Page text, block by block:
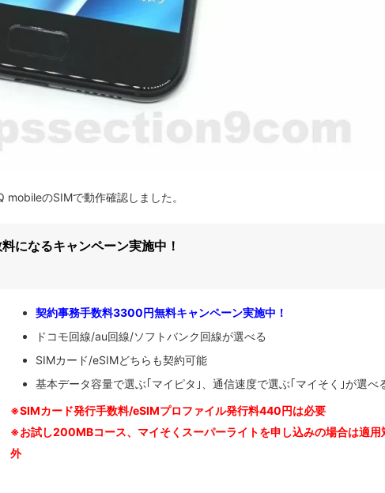
のSIMで動作確認しました。
になるキャンペーン実施中！
契約事務手数料3300円無料キャンペーン実施中！
ドコモ回線/au回線/ソフトバンク回線が選べる
SIMカード/eSIMどちらも契約可能
基本データ容量で選ぶ｢マイピタ｣、通信速度で選ぶ｢マイそく｣が選べ
※SIMカード発行手数料/eSIMプロファイル発行料440円は必要
※お試し200MBコース、マイそくスーパーライトを申し込みの場合は適用
外